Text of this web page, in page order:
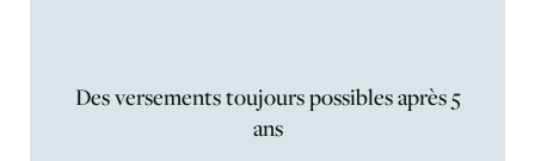
Des versements toujours possibles après 5
ans